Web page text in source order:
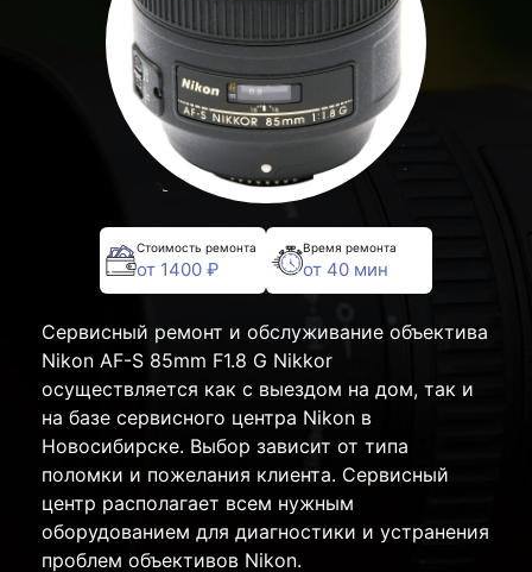
Стоимость ремонта
от 1400 ₽
Время ремонта
от 40 мин
Сервисный ремонт и обслуживание объектива
Nikon AF-S 85mm F1.8 G Nikkor
осуществляется как с выездом на дом, так и
на базе сервисного центра Nikon в
Новосибирске. Выбор зависит от типа
поломки и пожелания клиента. Сервисный
центр располагает всем нужным
оборудованием для диагностики и устранения
проблем объективов Nikon.